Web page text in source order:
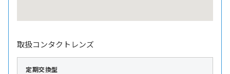
取扱コンタクトレンズ
定期交換型